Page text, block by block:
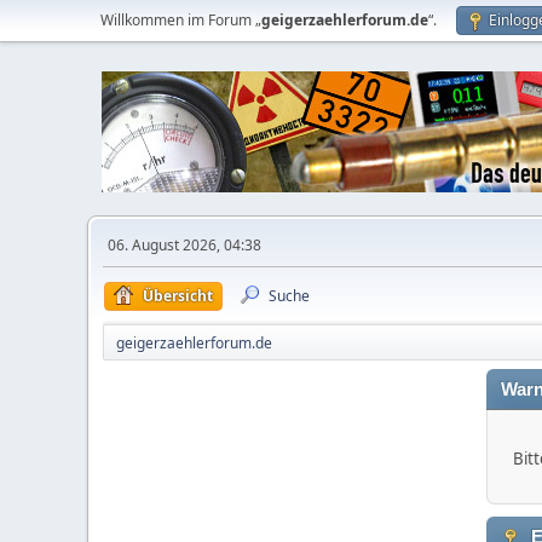
Willkommen im Forum „geigerzaehlerforum.de“.
06. August 2026, 04:38
Übersicht Suche
geigerzaehlerforum.de